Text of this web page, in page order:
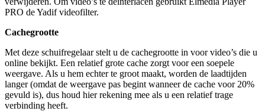
PRO de Yadif videofilter.
Cachegrootte
Met deze schuifregelaar stelt u de cachegrootte in voor video’s die u
online bekijkt. Een relatief grote cache zorgt voor een soepele
weergave. Als u hem echter te groot maakt, worden de laadtijden
langer (omdat de weergave pas begint wanneer de cache voor 20%
gevuld is), dus houd hier rekening mee als u een relatief trage
verbinding heeft.